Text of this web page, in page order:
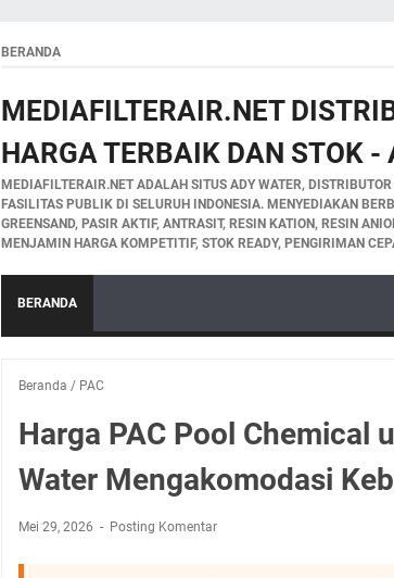
BERANDA
MEDIAFILTERAIR.NET
HARGA TERBAIK DAN STOK -
MEDIAFILTERAIR.NET ADALAH SITUS ADY WATER,
FASILITAS PUBLIK DI SELURUH INDONESIA. MENYEDIAKAN
GREENSAND, PASIR AKTIF, ANTRASIT, RESIN KATION, RESIN
MENJAMIN HARGA KOMPETITIF, STOK READY, PENGIRIMAN
BERANDA
Beranda / PAC
Harga PAC Pool Chemical
Water Mengakomodasi
Mei 29, 2026 Posting Komentar